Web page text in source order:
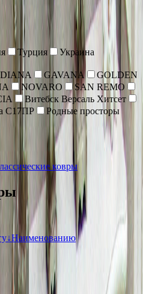
Турция
Украина
DIANA GAVANA
GOLDEN
NOVARO
SAN REMO
Витебск Версаль Хитсет
С17ПР
Родные просторы
ковры
Наименованию